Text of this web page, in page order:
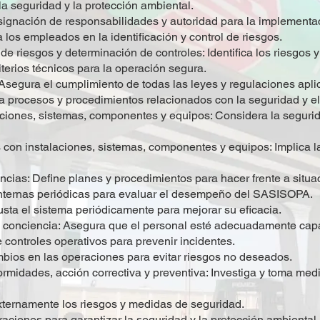
seguridad y la protección ambiental.
de responsabilidades y autoridad para la
empleados en la identificación y control de riesgos.
riesgos y determinación de controles: Identifica los riesgos
técnicos para la operación segura.
el cumplimiento de todas las leyes y regulaciones
procesos y procedimientos relacionados con la seguridad y
sistemas, componentes y equipos: Considera la
instalaciones, sistemas, componentes y equipos: Implica
Define planes y procedimientos para hacer frente a
periódicas para evaluar el desempeño del SASISOPA.
el sistema periódicamente para mejorar su eficacia.
Asegura que el personal esté adecuadamente
operativos para prevenir incidentes.
en las operaciones para evitar riesgos no deseados.
acción correctiva y preventiva: Investiga y toma
los riesgos y medidas de seguridad.